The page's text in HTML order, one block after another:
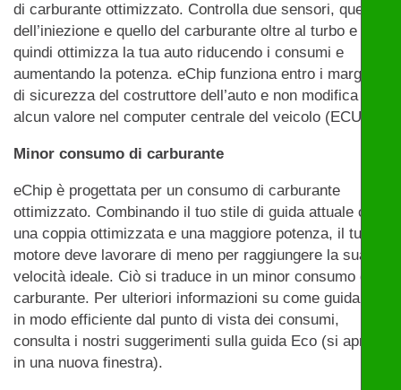
di carburante ottimizzato. Controlla due sensori, quello
dell’iniezione e quello del carburante oltre al turbo e
quindi ottimizza la tua auto riducendo i consumi e
aumentando la potenza. eChip funziona entro i margini
di sicurezza del costruttore dell’auto e non modifica
alcun valore nel computer centrale del veicolo (ECU).
Minor consumo di carburante
eChip è progettata per un consumo di carburante
ottimizzato. Combinando il tuo stile di guida attuale con
una coppia ottimizzata e una maggiore potenza, il tuo
motore deve lavorare di meno per raggiungere la sua
velocità ideale. Ciò si traduce in un minor consumo di
carburante. Per ulteriori informazioni su come guidare
in modo efficiente dal punto di vista dei consumi,
consulta i nostri suggerimenti sulla guida Eco (si apre
in una nuova finestra).